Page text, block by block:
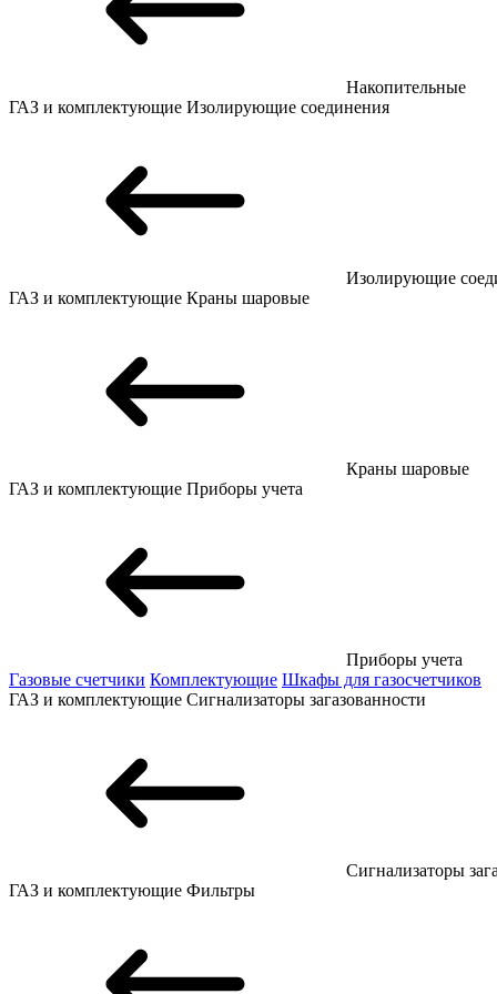
Накопительные
ГАЗ и комплектующие Изолирующие соединения
Изолирующие
ГАЗ и комплектующие Краны шаровые
Краны шаровые
ГАЗ и комплектующие Приборы учета
Приборы учета
Газовые счетчики Комплектующие Шкафы для газосчетчиков
ГАЗ и комплектующие Сигнализаторы загазованности
Сигнализаторы
ГАЗ и комплектующие Фильтры